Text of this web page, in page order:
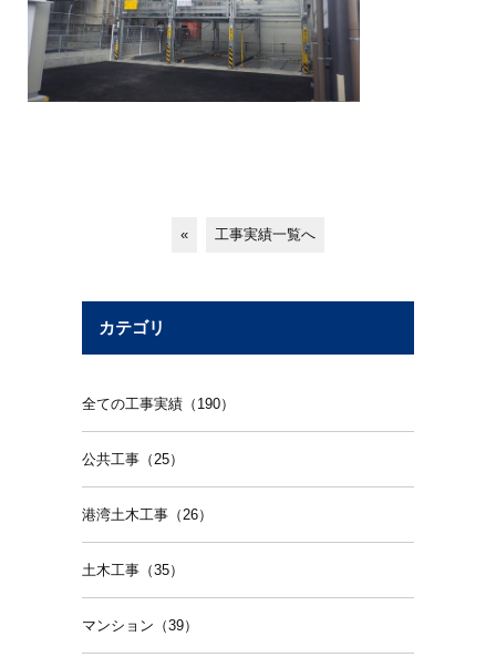
« 工事実績一覧へ
カテゴリ
全ての工事実績（190）
公共工事（25）
港湾土木工事（26）
土木工事（35）
マンション（39）